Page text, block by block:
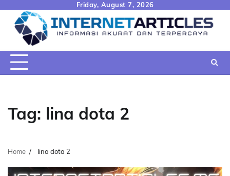
content
Friday, August 7, 2026
Tag: lina dota 2
Home lina dota 2